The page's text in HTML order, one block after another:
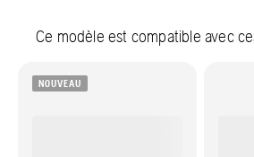
Ce modèle est compatible avec
NOUVEAU